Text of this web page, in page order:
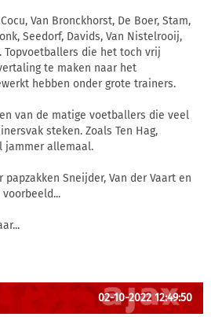
Van Bronckhorst, De Boer, Stam,
Seedorf, Davids, Van Nistelrooij,
Topvoetballers die het toch vrij
te maken naar het
hebben onder grote trainers.
van de matige voetballers die veel
steken. Zoals Ten Hag,
jammer allemaal.
Sneijder, Van der Vaart en
02-10-2022 12:49:50